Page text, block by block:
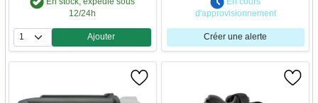
12/24h
Quantité
Ajouter
d'approvisionnement
Créer une alerte